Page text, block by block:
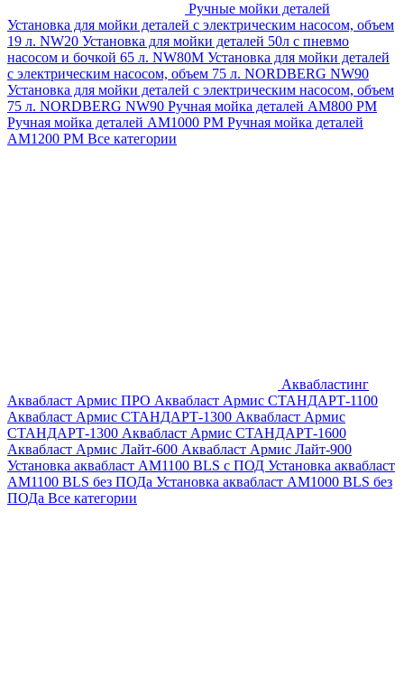
Ручные мойки деталей
Установка для мойки деталей с электрическим насосом, объем
19 л. NW20 Установка для мойки деталей 50л с пневмо
насосом и бочкой 65 л. NW80M Установка для мойки деталей
с электрическим насосом, объем 75 л. NORDBERG NW90
Установка для мойки деталей с электрическим насосом, объем
75 л. NORDBERG NW90 Ручная мойка деталей АМ800 РМ
Ручная мойка деталей АМ1000 РМ Ручная мойка деталей
АМ1200 РМ Все категории
Аквабластинг
Аквабласт Армис ПРО Аквабласт Армис СТАНДАРТ-1100
Аквабласт Армис СТАНДАРТ-1300 Аквабласт Армис
СТАНДАРТ-1300 Аквабласт Армис СТАНДАРТ-1600
Аквабласт Армис Лайт-600 Аквабласт Армис Лайт-900
Установка аквабласт AM1100 BLS с ПОД Установка аквабласт
AM1100 BLS без ПОДа Установка аквабласт AM1000 BLS без
ПОДа Все категории